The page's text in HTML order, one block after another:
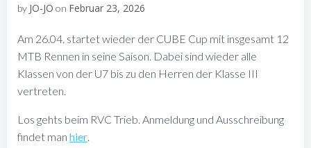
by JO-JO on Februar 23, 2026
Am 26.04. startet wieder der CUBE Cup mit insgesamt 12
MTB Rennen in seine Saison. Dabei sind wieder alle
Klassen von der U7 bis zu den Herren der Klasse III
vertreten.
Los gehts beim RVC Trieb. Anmeldung und Ausschreibung
findet man hier.